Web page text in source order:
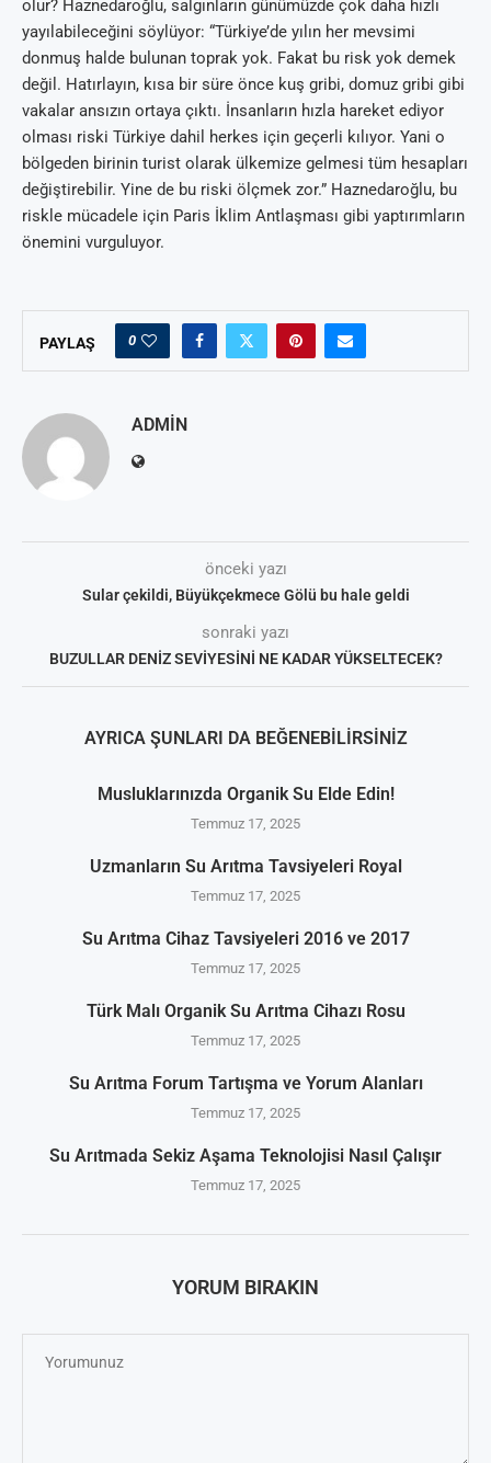
olur? Haznedaroğlu, salgınların günümüzde çok daha hızlı
yayılabileceğini söylüyor: “Türkiye’de yılın her mevsimi
donmuş halde bulunan toprak yok. Fakat bu risk yok demek
değil. Hatırlayın, kısa bir süre önce kuş gribi, domuz gribi gibi
vakalar ansızın ortaya çıktı. İnsanların hızla hareket ediyor
olması riski Türkiye dahil herkes için geçerli kılıyor. Yani o
bölgeden birinin turist olarak ülkemize gelmesi tüm hesapları
değiştirebilir. Yine de bu riski ölçmek zor.” Haznedaroğlu, bu
riskle mücadele için Paris İklim Antlaşması gibi yaptırımların
önemini vurguluyor.
PAYLAŞ 0
ADMIN
önceki yazı
Sular çekildi, Büyükçekmece Gölü bu hale geldi
sonraki yazı
BUZULLAR DENİZ SEVİYESİNİ NE KADAR YÜKSELTECEK?
AYRICA ŞUNLARI DA BEĞENEBILIRSINIZ
Musluklarınızda Organik Su Elde Edin!
Temmuz 17, 2025
Uzmanların Su Arıtma Tavsiyeleri Royal
Temmuz 17, 2025
Su Arıtma Cihaz Tavsiyeleri 2016 ve 2017
Temmuz 17, 2025
Türk Malı Organik Su Arıtma Cihazı Rosu
Temmuz 17, 2025
Su Arıtma Forum Tartışma ve Yorum Alanları
Temmuz 17, 2025
Su Arıtmada Sekiz Aşama Teknolojisi Nasıl Çalışır
Temmuz 17, 2025
YORUM BIRAKIN